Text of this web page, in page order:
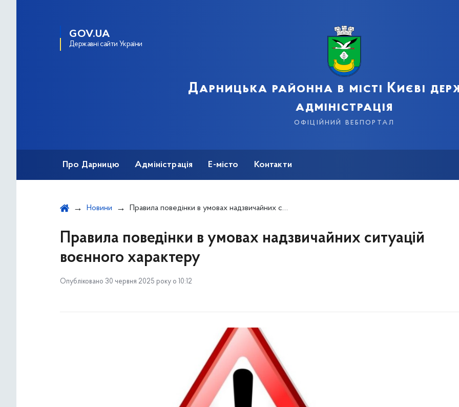
GOV.UA
Державні сайти України
Дарницька районна в місті Києві
адміністрація
офіційний вебпортал
Про Дарницю Адміністрація Е-місто Контакти
Новини Правила поведінки в умовах надзвичайних ситуацій воєнного характеру
Правила поведінки в умовах надзвичайних ситуацій
воєнного характеру
Опубліковано 30 червня 2025 року о 10:12